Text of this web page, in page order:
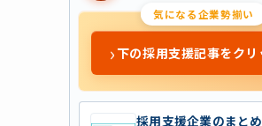
気になる企業勢揃い
›下の採用支援記事をクリ
採用支援企業のまと